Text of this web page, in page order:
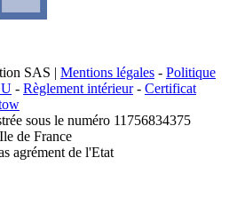
SAS | Mentions légales - Politique
- Règlement intérieur- Certificat
sous le numéro 11756834375
de France
agrément de l'Etat